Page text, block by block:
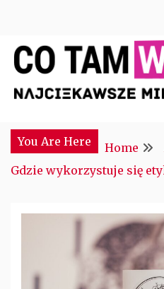
content
CTM POLONIA
You Are Here
Home
Gdzie wykorzystuje się